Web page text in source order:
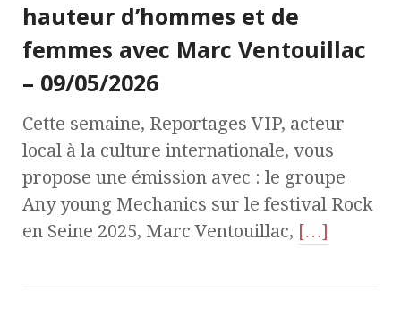
hauteur d’hommes et de
femmes avec Marc Ventouillac
– 09/05/2026
Cette semaine, Reportages VIP, acteur
local à la culture internationale, vous
propose une émission avec : le groupe
Any young Mechanics sur le festival Rock
en Seine 2025, Marc Ventouillac, […]